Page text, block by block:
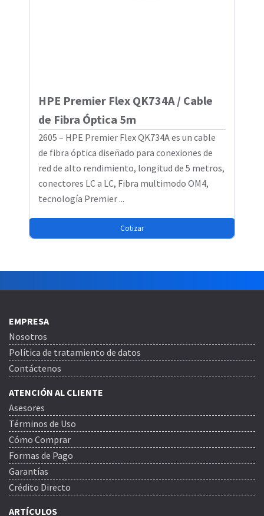
HPE Premier Flex QK734A / Cable
de Fibra Óptica 5m
2605 – HPE Premier Flex QK734A es un cable
de fibra óptica diseñado para conexiones de
red de alto rendimiento, longitud de 5 metros,
conectores LC a LC, Fibra multimodo OM4,
tecnología Premier ...
Cotizar
EMPRESA
Nosotros
Política de tratamiento de datos
Contáctenos
ATENCIÓN AL CLIENTE
Asesores
Términos de Uso
Cómo Comprar
Formas de Pago
Garantías
Crédito Directo
ARTÍCULOS